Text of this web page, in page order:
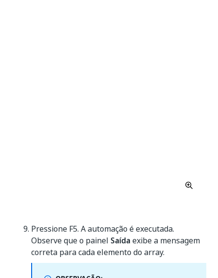
Pressione F5. A automação é executada.
Observe que o painel Saída exibe a mensagem
correta para cada elemento do array.